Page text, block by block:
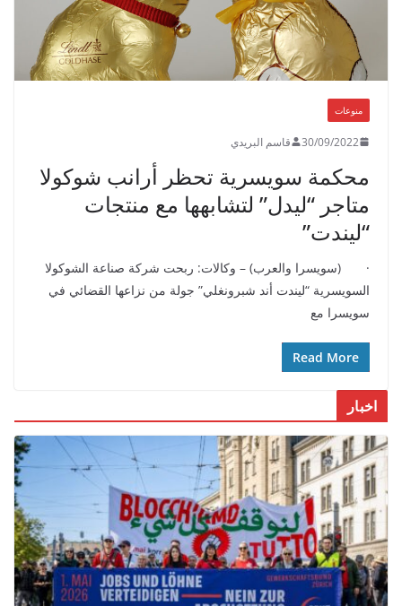
منوعات
30/09/2022 قاسم البريدي
محكمة سويسرية تحظر أرانب شوكولا
متاجر “ليدل” لتشابهها مع منتجات
“ليندت”
· (سويسرا والعرب) – وكالات: ربحت شركة صناعة الشوكولا
السويسرية “ليندت أند شبرونغلي” جولة من نزاعها القضائي في
سويسرا مع
Read More
اخبار